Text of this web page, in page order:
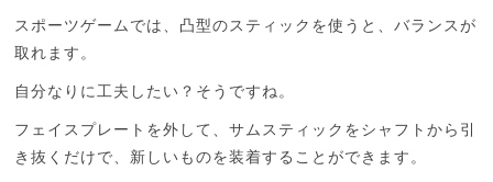
スポーツゲームでは、凸型のスティックを使うと、バランスが
取れます。
自分なりに工夫したい？ そうですね。
フェイスプレートを外して、サムスティックをシャフトから引
き抜くだけで、新しいものを装着することができます。